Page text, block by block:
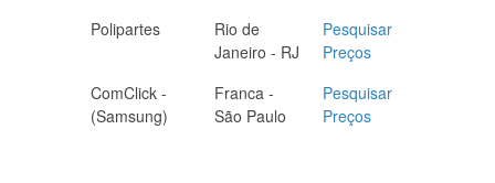
Polipartes
Rio de
Janeiro - RJ
Pesquisar
Preços
ComClick -
(Samsung)
Franca -
São Paulo
Pesquisar
Preços